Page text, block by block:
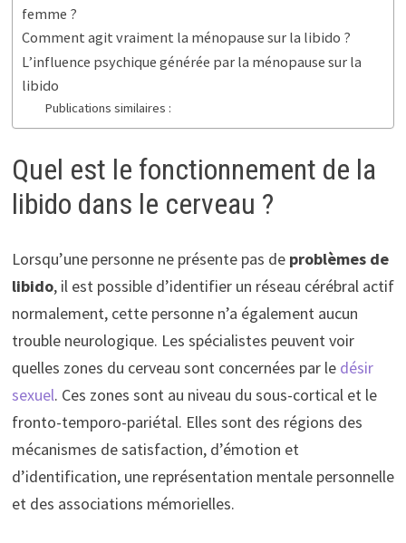
femme ?
Comment agit vraiment la ménopause sur la libido ?
L’influence psychique générée par la ménopause sur la
libido
Publications similaires :
Quel est le fonctionnement de la
libido dans le cerveau ?
Lorsqu’une personne ne présente pas deproblèmes de
libido, il est possible d’identifier un réseau cérébral actif
normalement, cette personne n’a également aucun
trouble neurologique. Les spécialistes peuvent voir
quelles zones du cerveau sont concernées par le désir
sexuel. Ces zones sont au niveau du sous-cortical et le
fronto-temporo-pariétal. Elles sont des régions des
mécanismes de satisfaction, d’émotion et
d’identification, une représentation mentale personnelle
et des associations mémorielles.